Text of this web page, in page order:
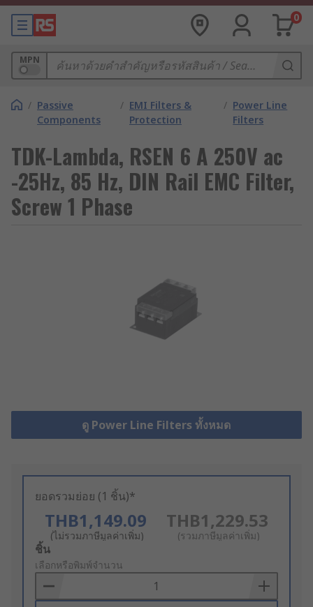
0
MPN
/ Passive
Components
/ EMI Filters &
Protection
/ Power Line
Filters
TDK-Lambda, RSEN 6 A 250V ac
-25Hz, 85 Hz, DIN Rail EMC Filter,
Screw 1 Phase
ดู Power Line Filters ทั้งหมด
ยอดรวมย่อย (1 ชิ้น)*
THB1,149.09
(ไม่รวมภาษีมูลค่าเพิ่ม)
THB1,229.53
(รวมภาษีมูลค่าเพิ่ม)
Add
to
Basket
ชิ้น
เลือกหรือพิมพ์จำนวน